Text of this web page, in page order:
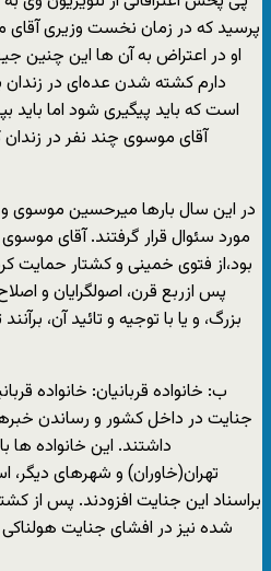
پرسيد که در زمان نخست وزيری
او در اعتراض به آن ها اين
دارم کشته شدن عده‌ای در
است که بايد پيگيری شود اما
آقای موسوی چند نفر در
در اين سال بارها ميرحسين موسوی و
مورد سئوال قرار گرفتند. آقای
بود،از فتوی خمينی و کشتار حمايت
پس ازربع قرن، اصولگرايان و
بزرگ، و يا با توجيه و تائيد آن،
ب: خانواده قربانيان: خانواده
جنايت در داخل کشور و رساندن
داشتند. اين خانواده
تهران(خاوران) و شهرهای ديگر،
براسناد اين جنايت افزودند. پس از
شده نيز در افشای جنايت